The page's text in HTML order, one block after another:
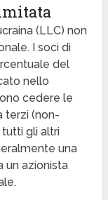
(LLC) non
I soci di
del
nello
cedere le
terzi (non-
gli altri
una
un azionista